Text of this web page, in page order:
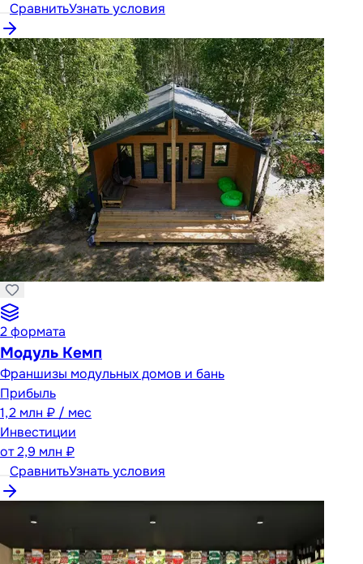
СравнитьУзнать условия
2формата
Модуль Кемп
Франшизы модульных домов и бань
Прибыль
1,2 млн ₽ / мес
Инвестиции
от2,9 млн ₽
СравнитьУзнать условия